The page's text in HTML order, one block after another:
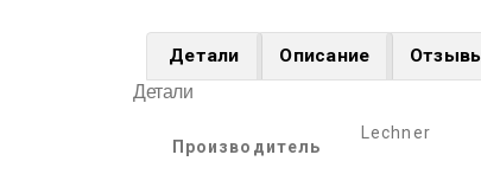
Детали Описание
Детали
Производитель
Lechner